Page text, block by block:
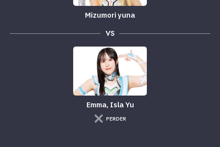
Mizumori yuna
VS
Emma, ​​Isla Yu
PERDER